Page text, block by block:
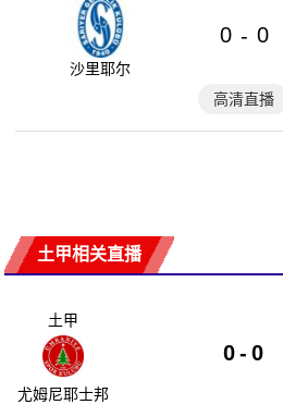
沙里耶尔
0 - 0
高清直播
土甲相关直播
土甲
尤姆尼耶士邦
0 - 0